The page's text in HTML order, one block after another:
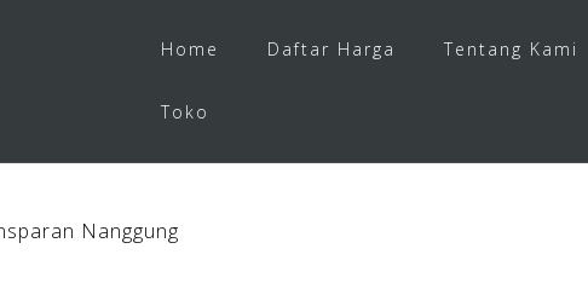
Home Daftar Harga Tentang Kami
Toko
Nanggung